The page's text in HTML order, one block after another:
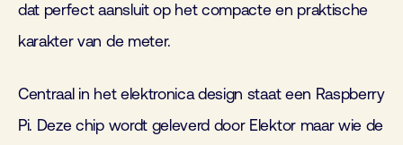
dat perfect aansluit op het compacte en praktische
karakter van de meter.
Centraal in het elektronica design staat een Raspberry
Pi. Deze chip wordt geleverd door Elektor maar wie de